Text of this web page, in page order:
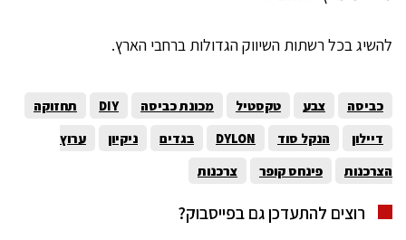
להשיג בכל רשתות השיווק הגדולות ברחבי הארץ.
כביסה צבע טקסטיל מכונת כביסה DIY
תחזוקה
דיילון
הנקל סוד DYLON בגדים ניקיון
ערוץ
הצרכנות
פינחס קופר צרכנות
רוצים להתעדכן גם בפייסבוק?